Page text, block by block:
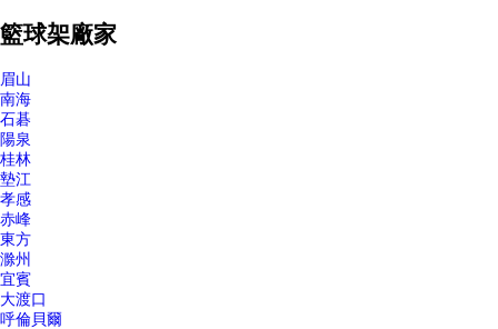
籃球架廠家
眉山
南海
石碁
陽泉
桂林
墊江
孝感
赤峰
東方
滁州
宜賓
大渡口
呼倫貝爾